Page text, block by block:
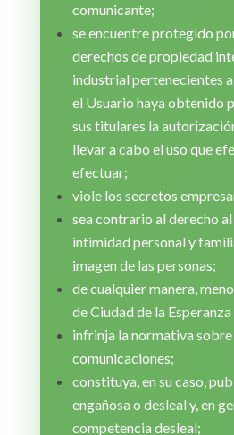
comunicante;
se encuentre protegido
derechos de propiedad
industrial pertenecientes
el Usuario haya obtenido
sus titulares la
llevar a cabo el uso que
efectuar;
viole los secretos
sea contrario al derecho al
intimidad personal y
imagen de las personas;
de cualquier manera,
de Ciudad de la Esperanza
infrinja la normativa
comunicaciones;
constituya, en su caso,
engañosa o desleal y, en
competencia desleal;